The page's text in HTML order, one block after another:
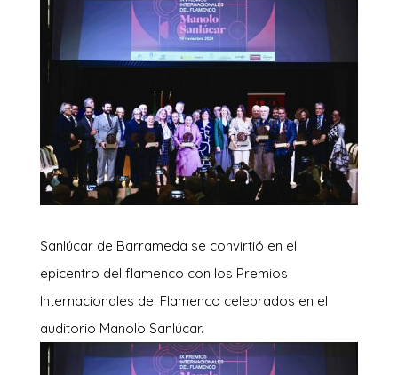
Sanlúcar de Barrameda se convirtió en el
epicentro del flamenco con los Premios
Internacionales del Flamenco celebrados en el
auditorio Manolo Sanlúcar.